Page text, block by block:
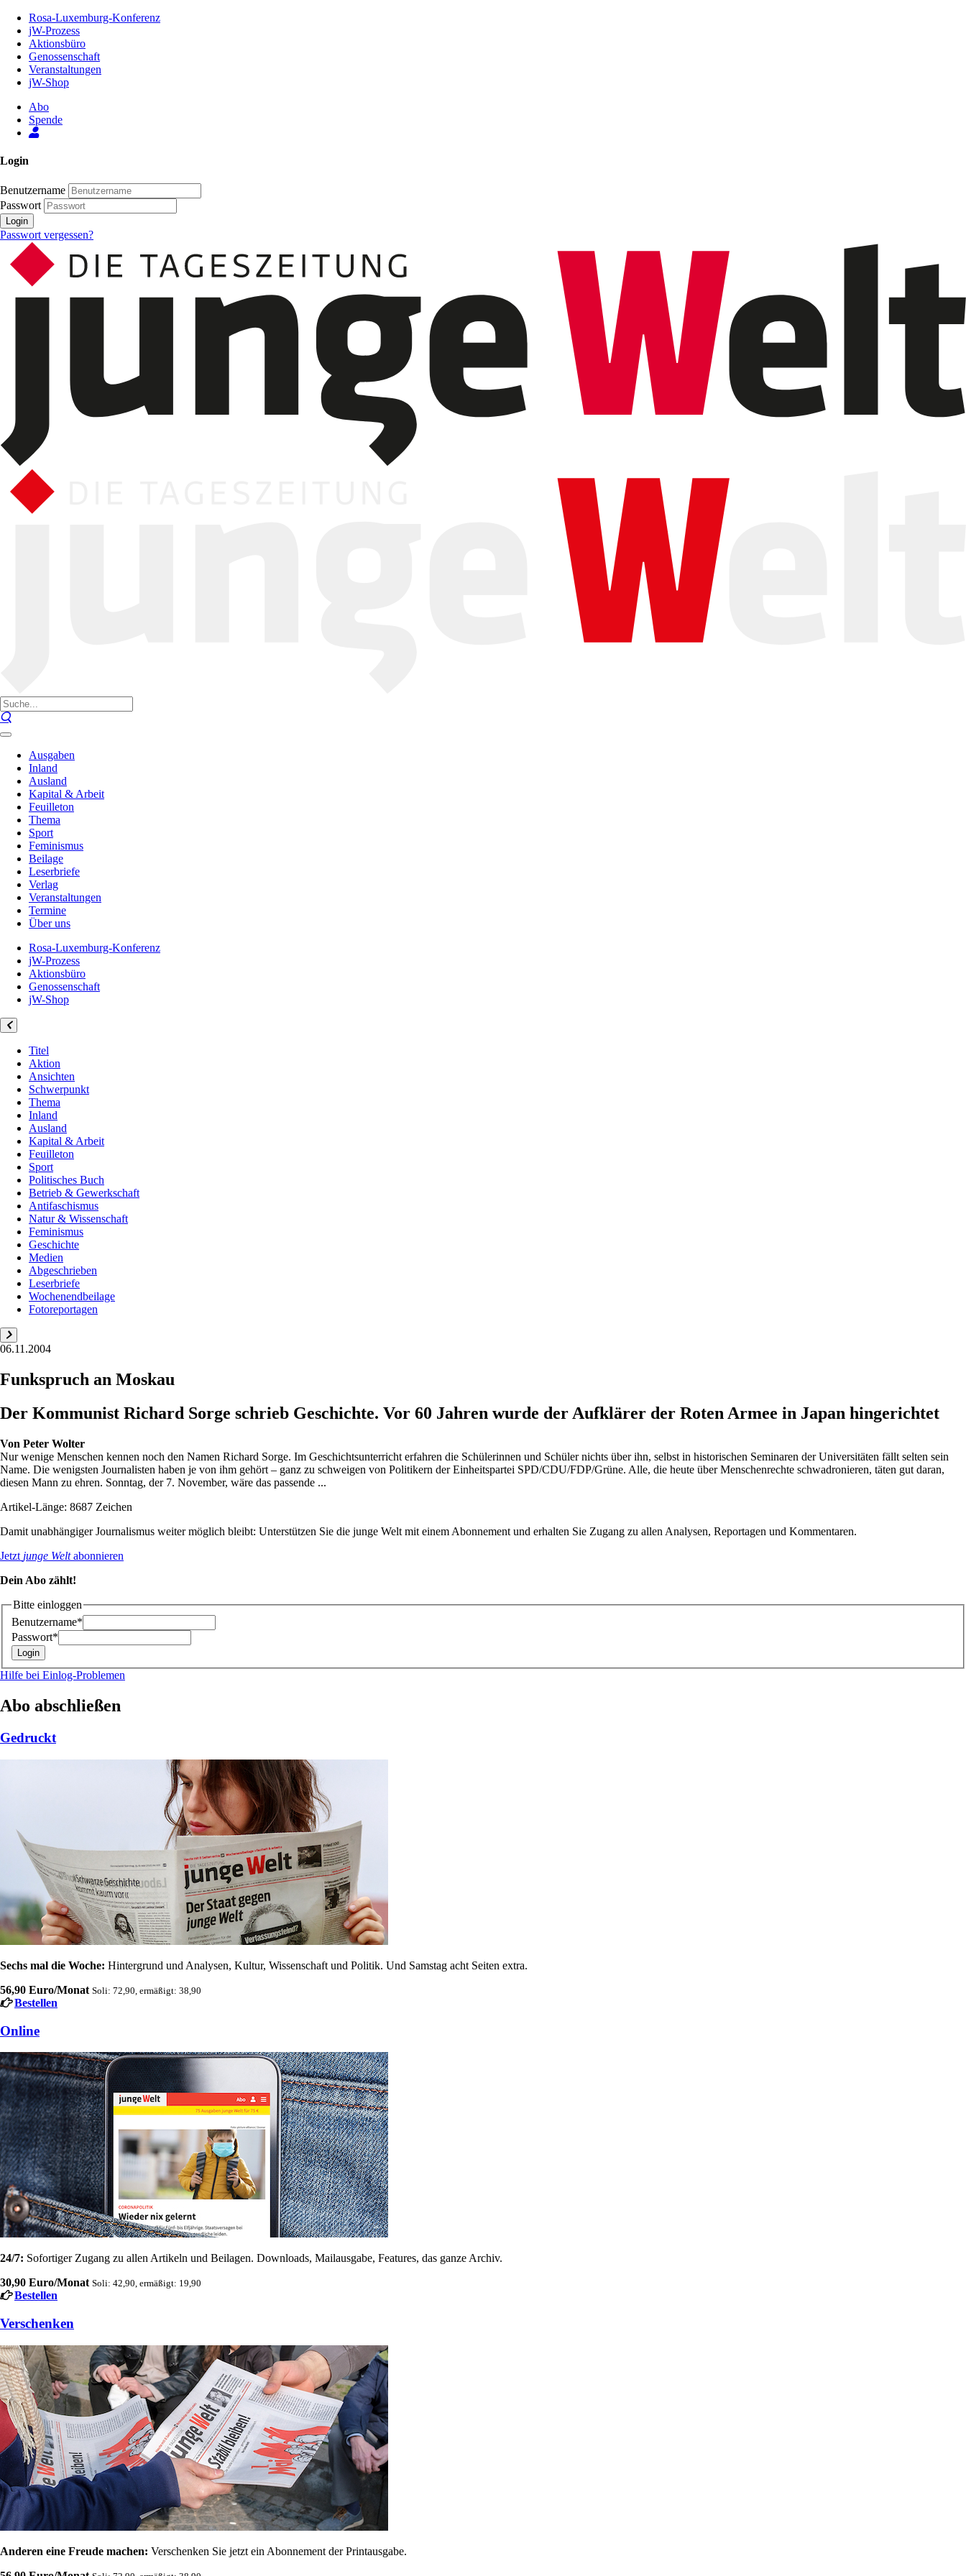
Inhalt
Seite
Rosa-Luxemburg-Konferenz
jW-Prozess
Aktionsbüro
Genossenschaft
Veranstaltungen
jW-Shop
Abo
Spende
Login
Benutzername
Passwort
Login
Passwort vergessen?
Ausgaben
Inland
Ausland
Kapital & Arbeit
Feuilleton
Thema
Sport
Feminismus
Beilage
Leserbriefe
Verlag
Veranstaltungen
Termine
Über uns
Rosa-Luxemburg-Konferenz
jW-Prozess
Aktionsbüro
Genossenschaft
jW-Shop
Titel
Aktion
Ansichten
Schwerpunkt
Thema
Inland
Ausland
Kapital & Arbeit
Feuilleton
Sport
Politisches Buch
Betrieb & Gewerkschaft
Antifaschismus
Natur & Wissenschaft
Feminismus
Geschichte
Medien
Abgeschrieben
Leserbriefe
Wochenendbeilage
Fotoreportagen
06.11.2004
Funkspruch an Moskau
Der Kommunist Richard Sorge schrieb Geschichte. Vor 60 Jahren wurde der Aufklärer der Roten Armee in Japan hingerichtet
Von Peter Wolter
Nur wenige Menschen kennen noch den Namen Richard Sorge. Im Geschichtsunterricht erfahren die Schülerinnen und Schüler nichts über ihn, selbst in historischen Seminaren der Universitäten fällt selten sein
Name. Die wenigsten Journalisten haben je von ihm gehört – ganz zu schweigen von Politikern der Einheitspartei SPD/CDU/FDP/Grüne. Alle, die heute über Menschenrechte schwadronieren, täten gut daran,
diesen Mann zu ehren. Sonntag, der 7. November, wäre das passende ...
Artikel-Länge: 8687 Zeichen
Damit unabhängiger Journalismus weiter möglich bleibt: Unterstützen Sie die junge Welt mit einem Abonnement und erhalten Sie Zugang zu allen Analysen, Reportagen und Kommentaren.
Jetzt junge Weltabonnieren
Dein Abo zählt!
Bitte einloggen
Benutzername*
Passwort*
Hilfe bei Einlog-Problemen
Abo abschließen
Gedruckt
Sechs mal die Woche: Hintergrund und Analysen, Kultur, Wissenschaft und Politik. Und Samstag acht Seiten extra.
56,90 Euro/Monat Soli: 72,90, ermäßigt: 38,90
Bestellen
Online
24/7: Sofortiger Zugang zu allen Artikeln und Beilagen. Downloads, Mailausgabe, Features, das ganze Archiv.
30,90 Euro/Monat Soli: 42,90, ermäßigt: 19,90
Bestellen
Verschenken
Anderen eine Freude machen: Verschenken Sie jetzt ein Abonnement der Printausgabe.